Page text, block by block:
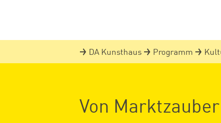
DA Kunsthaus Programm
Von